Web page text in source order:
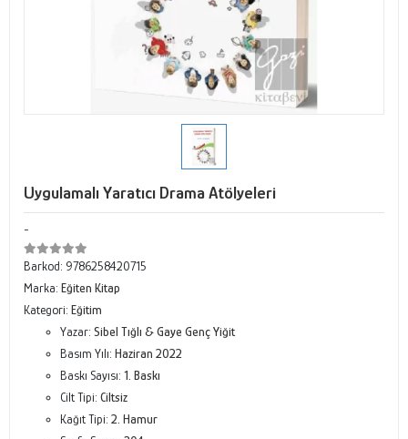
Uygulamalı Yaratıcı Drama Atölyeleri
-
Barkod: 9786258420715
Marka: Eğiten Kitap
Kategori: Eğitim
Yazar: Sibel Tığlı & Gaye Genç Yiğit
Basım Yılı: Haziran 2022
Baskı Sayısı: 1. Baskı
Cilt Tipi: Ciltsiz
Kağıt Tipi: 2. Hamur